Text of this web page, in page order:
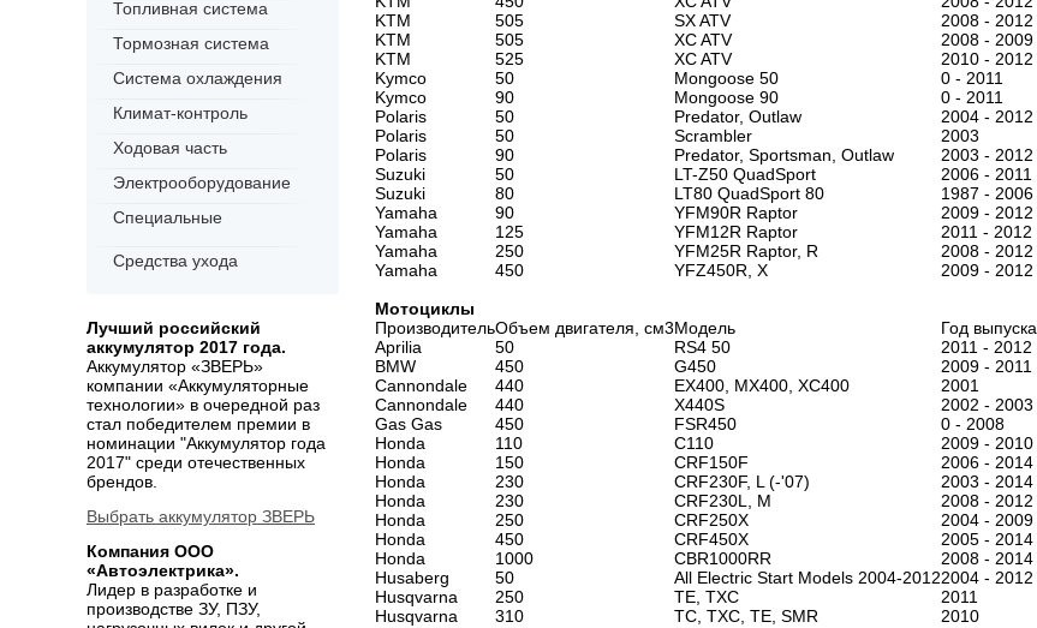
KTM
505 SX ATV
2008 - 2012
KTM
505 XC ATV
2008 - 2009
KTM
525 XC ATV
2010 - 2012
Kymco
50 Mongoose 50
0 - 2011
Kymco
90 Mongoose 90
0 - 2011
Polaris
50 Predator, Outlaw
2004 - 2012
Polaris
50 Scrambler
2003
Polaris
90 Predator, Sportsman, Outlaw
2003 - 2012
Suzuki
50 LT-Z50 QuadSport
2006 - 2011
Suzuki
80 LT80 QuadSport 80
1987 - 2006
Yamaha
90 YFM90R Raptor
2009 - 2012
Yamaha
125 YFM12R Raptor
2011 - 2012
Yamaha
250 YFM25R Raptor, R
2008 - 2012
Yamaha
450 YFZ450R, X
2009 - 2012
Мотоциклы
ПроизводительОбъем двигателя, см3Модель
Год выпуска
Aprilia
50 RS4 50
2011 - 2012
BMW
450 G450
2009 - 2011
Cannondale
440 EX400, MX400, XC400
2001
Cannondale
440 X440S
2002 - 2003
Gas Gas
450 FSR450
0 - 2008
Honda
110 C110
2009 - 2010
Honda
150 CRF150F
2006 - 2014
Honda
230 CRF230F, L (-'07)
2003 - 2014
Honda
230 CRF230L, M
2008 - 2012
Honda
250 CRF250X
2004 - 2009
Honda
450 CRF450X
2005 - 2014
Honda
1000 CBR1000RR
2008 - 2014
Husaberg
50 All Electric Start Models 2004-20122004 - 2012
Husqvarna
250 TE, TXC
2011
Husqvarna
310 TC, TXC, TE, SMR
2010
Топливная система
Тормозная система
Система охлаждения
Климат-контроль
Ходовая часть
Электрооборудование
Специальные
Средства ухода
Лучший российский
аккумулятор 2017 года.
Аккумулятор «ЗВЕРЬ»
компании «Аккумуляторные
технологии» в очередной раз
стал победителем премии в
номинации "Аккумулятор года
2017" среди отечественных
брендов.
Выбрать аккумулятор ЗВЕРЬ
Компания ООО
«Автоэлектрика».
Лидер в разработке и
производстве ЗУ, ПЗУ,